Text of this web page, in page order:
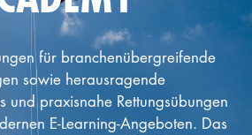
für branchenübergreifende
sowie herausragende
und praxisnahe Rettungsübungen
E-Learning-Angeboten. Das